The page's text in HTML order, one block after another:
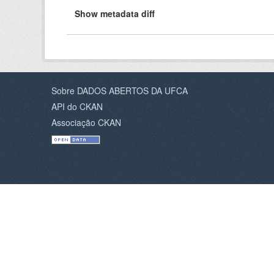
Sobre DADOS ABERTOS DA UFCA
API do CKAN
Associação CKAN